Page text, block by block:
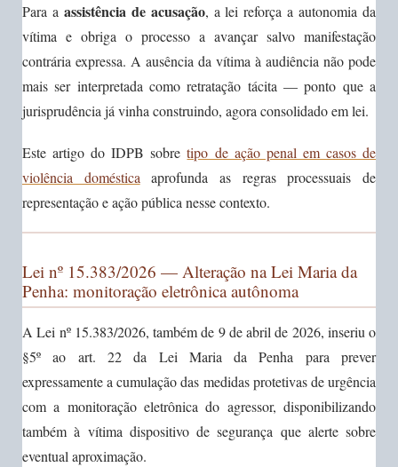
Para a assistência de acusação, a lei reforça a autonomia da
vítima e obriga o processo a avançar salvo manifestação
contrária expressa. A ausência da vítima à audiência não pode
mais ser interpretada como retratação tácita — ponto que a
jurisprudência já vinha construindo, agora consolidado em lei.
Este artigo do IDPB sobretipo de ação penal em casos de
violência domésticaaprofunda as regras processuais de
representação e ação pública nesse contexto.
Lei nº 15.383/2026 — Alteração na Lei Maria da
Penha: monitoração eletrônica autônoma
A Lei nº 15.383/2026, também de 9 de abril de 2026, inseriu o
§5º ao art. 22 da Lei Maria da Penha para prever
expressamente a cumulação das medidas protetivas de urgência
com a monitoração eletrônica do agressor, disponibilizando
também à vítima dispositivo de segurança que alerte sobre
eventual aproximação.